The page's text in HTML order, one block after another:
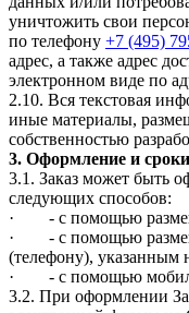
уничтожить свои
по телефону +7 (495)
адрес, а также адрес
электронном виде по
2.10. Вся текстовая
иные материалы,
собственностью
3. Оформление и
3.1. Заказ может быть
следующих способов:
· - с помощью
· - с помощью
(телефону), указанным
· - c помощью
3.2. При оформлении